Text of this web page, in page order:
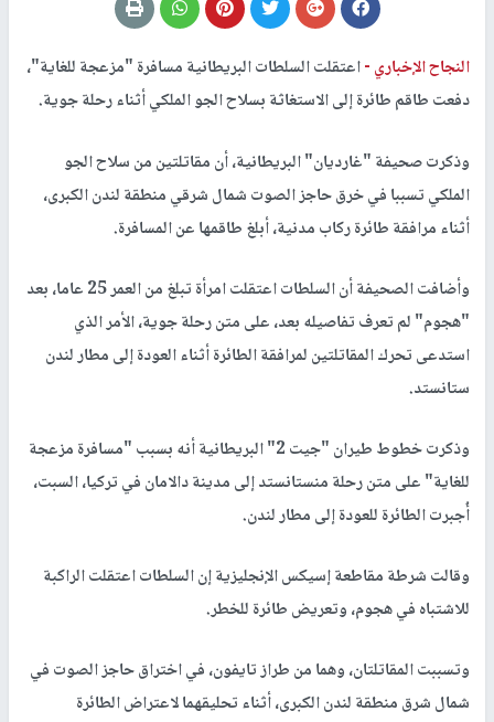
النجاح الإخباري -اعتقلت السلطات البريطانية مسافرة "مزعجة للغاية"،
دفعت طاقم طائرة إلى الاستغاثة بسلاح الجو الملكي أثناء رحلة جوية.
وذكرت صحيفة "غارديان" البريطانية، أن مقاتلتين من سلاح الجو
الملكي تسببا في خرق حاجز الصوت شمال شرقي منطقة لندن الكبرى،
أثناء مرافقة طائرة ركاب مدنية، أبلغ طاقمها عن المسافرة.
وأضافت الصحيفة أن السلطات اعتقلت امرأة تبلغ من العمر 25 عاما، بعد
"هجوم" لم تعرف تفاصيله بعد، على متن رحلة جوية، الأمر الذي
استدعى تحرك المقاتلتين لمرافقة الطائرة أثناء العودة إلى مطار لندن
ستانستد.
وذكرت خطوط طيران "جيت 2" البريطانية أنه بسبب "مسافرة مزعجة
للغاية" على متن رحلة منستانستد إلى مدينة دالامان في تركيا، السبت،
أُجبرت الطائرة للعودة إلى مطار لندن.
وقالت شرطة مقاطعة إسيكس الإنجليزية إن السلطات اعتقلت الراكبة
للاشتباه في هجوم، وتعريض طائرة للخطر.
وتسببت المقاتلتان، وهما من طراز تايفون، في اختراق حاجز الصوت في
شمال شرق منطقة لندن الكبرى، أثناء تحليقهما لاعتراض الطائرة